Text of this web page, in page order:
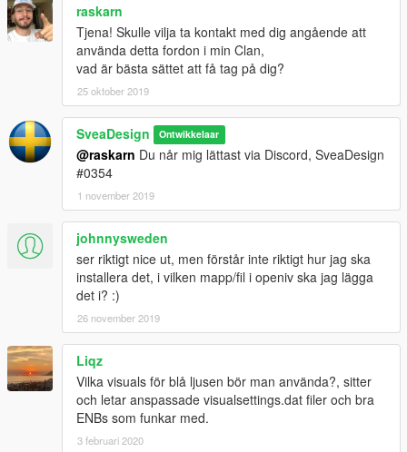
raskarn
Tjena! Skulle vilja ta kontakt med dig angående att
använda detta fordon i min Clan,
vad är bästa sättet att få tag på dig?
25 oktober 2019
SveaDesign Ontwikkelaar
@raskarn Du når mig lättast via Discord, SveaDesign
#0354
1 november 2019
johnnysweden
ser riktigt nice ut, men förstår inte riktigt hur jag ska
installera det, i vilken mapp/fil i openiv ska jag lägga
det i? :)
26 november 2019
Liqz
Vilka visuals för blå ljusen bör man använda?, sitter
och letar anspassade visualsettings.dat filer och bra
ENBs som funkar med.
3 februari 2020